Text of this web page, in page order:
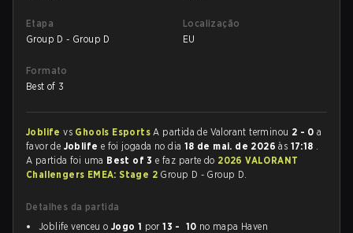
Etapa
Group D - Group D
Localização
EU
Formato
Best of 3
Joblifevs Ghools EsportsA partida de Valorant terminou 2 - 0 a
favor de Joblife e foi jogada no dia 18 de mai. de 2026às 17:18 .
A partida foi uma Best of 3e faz parte do 2026 VALORANT
Challengers EMEA: Stage 2 Group D - Group D.
Detalhes da partida
Joblife venceu o Jogo 1 por13 - 10 no mapa Haven